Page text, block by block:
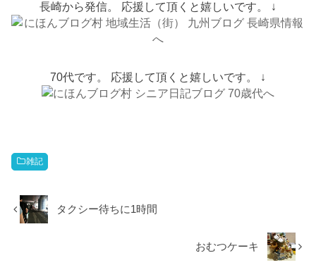
長崎から発信。 応援して頂くと嬉しいです。 ↓
70代です。 応援して頂くと嬉しいです。 ↓
雑記
タクシー待ちに1時間
おむつケーキ